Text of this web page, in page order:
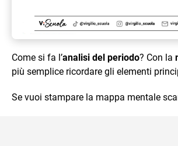
Come si fa l’analisi del periodo? Con la
più semplice ricordare gli elementi
Se vuoi stampare la mappa mentale